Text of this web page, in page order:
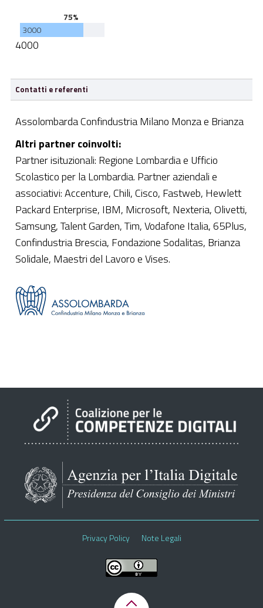
75%
3000
4000
Contatti e referenti
Assolombarda Confindustria Milano Monza e Brianza
Altri partner coinvolti:
Partner isituzionali: Regione Lombardia e Ufficio
Scolastico per la Lombardia. Partner aziendali e
associativi: Accenture, Chili, Cisco, Fastweb, Hewlett
Packard Enterprise, IBM, Microsoft, Nexteria, Olivetti,
Samsung, Talent Garden, Tim, Vodafone Italia, 65Plus,
Confindustria Brescia, Fondazione Sodalitas, Brianza
Solidale, Maestri del Lavoro e Vises.
Privacy Policy Note Legali